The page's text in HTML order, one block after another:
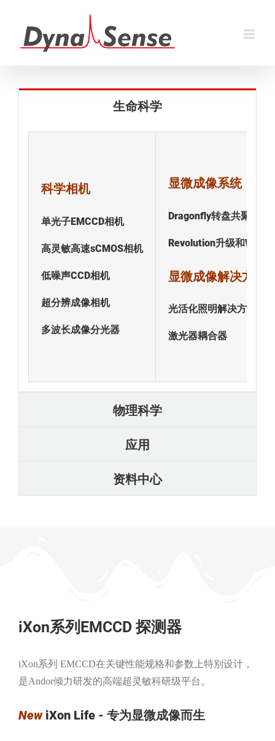
生命科学
科学相机
单光子EMCCD相机
高灵敏高速sCMOS相机
低噪声CCD相机
超分辨成像相机
多波长成像分光器
显微成像系统
Dragonfly转盘共聚焦成
Revolution升级和
显微成像解决方案
光活化照明解决方案
激光器耦合器
物理科学
应用
资料中心
iXon系列EMCCD 探测器
iXon系列 EMCCD在关键性能规格和参数上特别设计，
是Andor倾力研发的高端超灵敏科研级平台。
New iXon Life - 专为显微成像而生